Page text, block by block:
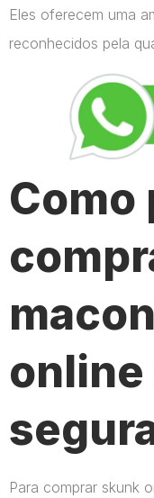
Eles oferecem uma
reconhecidos pela
Como
online
Para comprar skunk